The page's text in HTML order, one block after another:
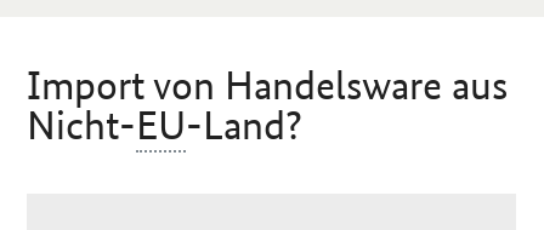
Import von Handelsware aus
Nicht-EU-Land?